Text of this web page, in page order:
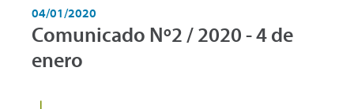
04/01/2020
Comunicado Nº2 / 2020 - 4 de
enero